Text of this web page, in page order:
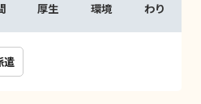
厚生
環境
わり
遣